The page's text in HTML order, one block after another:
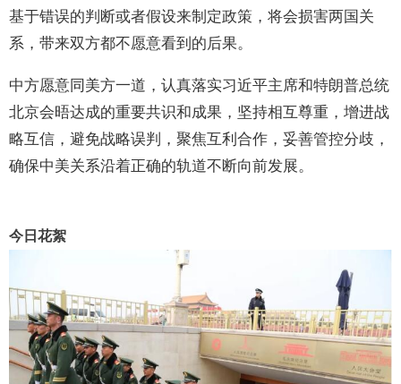
基于错误的判断或者假设来制定政策，将会损害两国关
系，带来双方都不愿意看到的后果。
中方愿意同美方一道，认真落实习近平主席和特朗普总统
北京会晤达成的重要共识和成果，坚持相互尊重，增进战
略互信，避免战略误判，聚焦互利合作，妥善管控分歧，
确保中美关系沿着正确的轨道不断向前发展。
今日花絮